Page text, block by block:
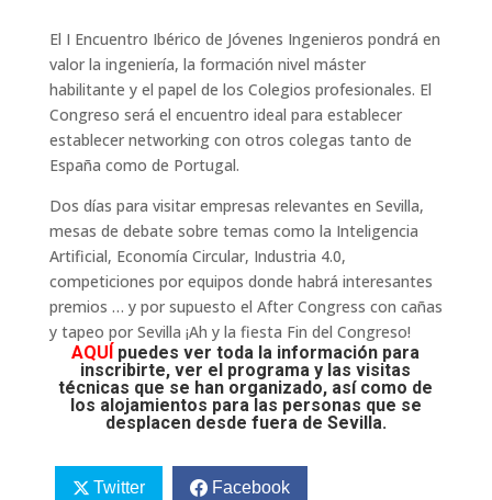
El I Encuentro Ibérico de Jóvenes Ingenieros pondrá en
valor la ingeniería, la formación nivel máster
habilitante y el papel de los Colegios profesionales. El
Congreso será el encuentro ideal para establecer
establecer networking con otros colegas tanto de
España como de Portugal.
Dos días para visitar empresas relevantes en Sevilla,
mesas de debate sobre temas como la Inteligencia
Artificial, Economía Circular, Industria 4.0,
competiciones por equipos donde habrá interesantes
premios … y por supuesto el After Congress con cañas
y tapeo por Sevilla ¡Ah y la fiesta Fin del Congreso!
AQUÍ puedes ver toda la información para
inscribirte, ver el programa y las visitas
técnicas que se han organizado, así como de
los alojamientos para las personas que se
desplacen desde fuera de Sevilla.
Twitter Facebook